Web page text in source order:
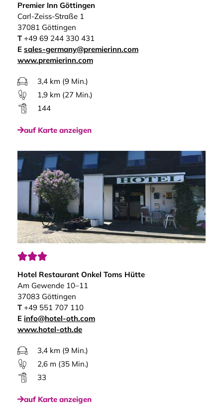
Premier Inn Göttingen
Carl-Zeiss-Straße 1
37081 Göttingen
T+49 69 244 330 431
E sales-germany@premierinn.com
www.premierinn.com
3,4 km (9 Min.)
1,9 km (27 Min.)
144
auf Karte anzeigen

Hotel Restaurant Onkel Toms Hütte
Am Gewende 10–11
37083 Göttingen
T+49 551 707 110
E info@hotel-oth.com
www.hotel-oth.de
3,4 km (9 Min.)
2,6 m (35 Min.)
33
auf Karte anzeigen